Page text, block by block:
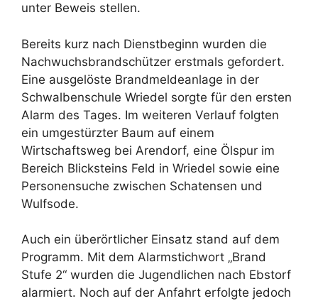
unter Beweis stellen.
Bereits kurz nach Dienstbeginn wurden die
Nachwuchsbrandschützer erstmals gefordert.
Eine ausgelöste Brandmeldeanlage in der
Schwalbenschule Wriedel sorgte für den ersten
Alarm des Tages. Im weiteren Verlauf folgten
ein umgestürzter Baum auf einem
Wirtschaftsweg bei Arendorf, eine Ölspur im
Bereich Blicksteins Feld in Wriedel sowie eine
Personensuche zwischen Schatensen und
Wulfsode.
Auch ein überörtlicher Einsatz stand auf dem
Programm. Mit dem Alarmstichwort „Brand
Stufe 2“ wurden die Jugendlichen nach Ebstorf
alarmiert. Noch auf der Anfahrt erfolgte jedoch